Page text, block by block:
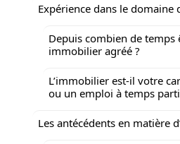
Expérience dans le domaine
Depuis combien de temps
immobilier agréé ?
L’immobilier est-il votre
ou un emploi à temps
Les antécédents en matière